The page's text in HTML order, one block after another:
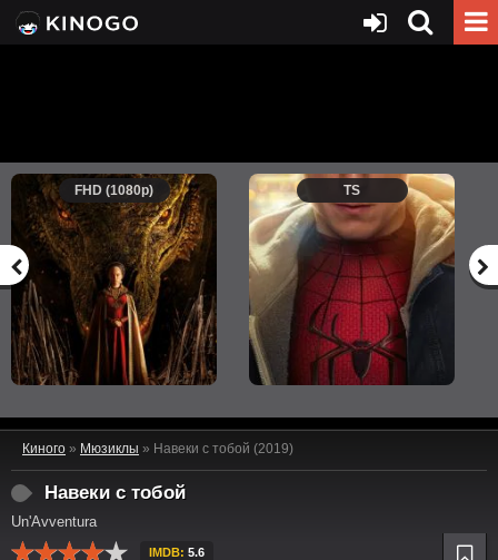
FHD (1080p) TS
Киного » Мюзиклы » Навеки с тобой (2019)
Навеки с тобой
Un'Avventura
IMDB: 5.6